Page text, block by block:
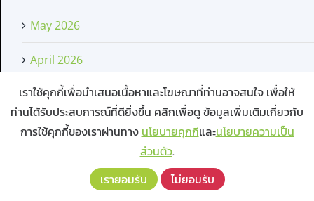
เราใช้คุกกี้เพื่อนำเสนอเนื้อหาและโฆษณาที่ท่านอาจสนใจ เพื่อให้
ท่านได้รับประสบการณ์ที่ดียิ่งขึ้น คลิกเพื่อดู ข้อมูลเพิ่มเติมเกี่ยวกับ
การใช้คุกกี้ของเราผ่านทาง นโยบายคุกกีและนโยบายความเป็น
ส่วนตัว.
เรายอมรับ
ไม่ยอมรับ
May 2026
April 2026
February 2026
January 2026